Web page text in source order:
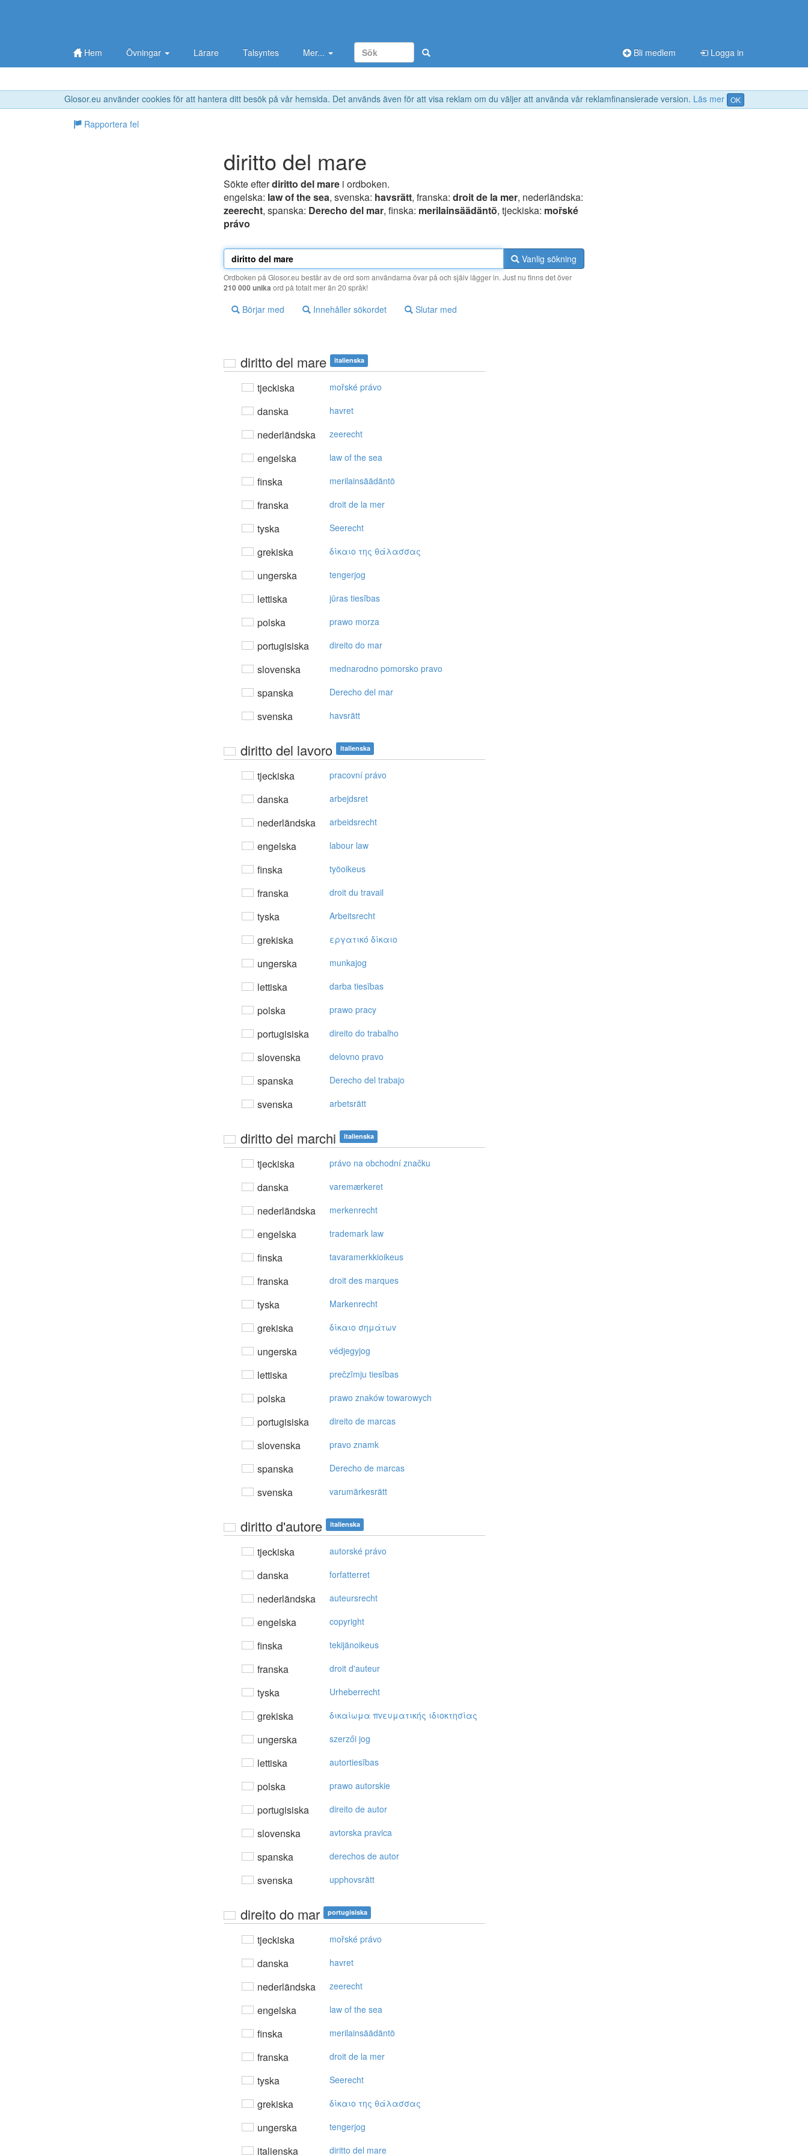
Glosor.eu använder cookies för att hantera ditt besök på vår hemsida. Det används även för att visa reklam om du väljer att använda vår reklamfinansierade version. Läs mer OK
Hem Övningar Lärare Talsyntes Mer... Bli medlem Logga in
Rapportera fel
diritto del mare
Sökte efterdiritto del mare i ordboken.
engelska: law of the sea, svenska: havsrätt, franska: droit de la mer, nederländska:
zeerecht, spanska: Derecho del mar, finska: merilainsäädäntö, tjeckiska: mořské
právo
Vanlig sökning
Ordboken på Glosor.eu består av de ord som användarna övar på och själv lägger in. Just nu finns det över
210 000 unika ord på totalt mer än 20 språk!
Börjar med Innehåller sökordet Slutar med
diritto del mare italienska
tjeckiska mořské právo
danska havret
nederländska zeerecht
engelska law of the sea
finska merilainsäädäntö
franska droit de la mer
tyska Seerecht
grekiska δίκαιo της θάλασσας
ungerska tengerjog
lettiska jūras tiesības
polska prawo morza
portugisiska direito do mar
slovenska mednarodno pomorsko pravo
spanska Derecho del mar
svenska havsrätt
diritto del lavoro italienska
tjeckiska pracovní právo
danska arbejdsret
nederländska arbeidsrecht
engelska labour law
finska työoikeus
franska droit du travail
tyska Arbeitsrecht
grekiska εργατικό δίκαιo
ungerska munkajog
lettiska darba tiesības
polska prawo pracy
portugisiska direito do trabalho
slovenska delovno pravo
spanska Derecho del trabajo
svenska arbetsrätt
diritto dei marchi italienska
tjeckiska právo na obchodní značku
danska varemærkeret
nederländska merkenrecht
engelska trademark law
finska tavaramerkkioikeus
franska droit des marques
tyska Markenrecht
grekiska δίκαιo σημάτωv
ungerska védjegyjog
lettiska prečzīmju tiesības
polska prawo znaków towarowych
portugisiska direito de marcas
slovenska pravo znamk
spanska Derecho de marcas
svenska varumärkesrätt
diritto d'autore italienska
tjeckiska autorské právo
danska forfatterret
nederländska auteursrecht
engelska copyright
finska tekijänoikeus
franska droit d'auteur
tyska Urheberrecht
grekiska δικαίωμα πvευματικής ιδιoκτησίας
ungerska szerzői jog
lettiska autortiesības
polska prawo autorskie
portugisiska direito de autor
slovenska avtorska pravica
spanska derechos de autor
svenska upphovsrätt
direito do mar portugisiska
tjeckiska mořské právo
danska havret
nederländska zeerecht
engelska law of the sea
finska merilainsäädäntö
franska droit de la mer
tyska Seerecht
grekiska δίκαιo της θάλασσας
ungerska tengerjog
italienska diritto del mare